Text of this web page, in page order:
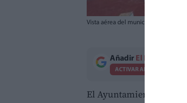
Vista aérea del municipio de Marines.
Añadir El Periodico
ACTIVAR AHORA
El Ayuntamiento de